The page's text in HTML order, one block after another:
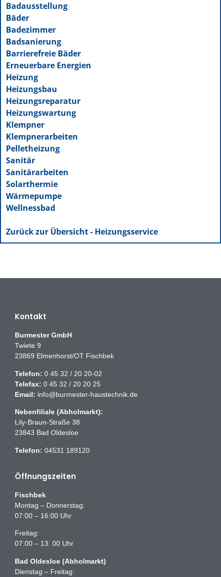
Badausstellung
Bäder
Badezimmer
Badsanierung
Barrierefreie Bäder
Erneuerbare Energien
Heizung
Heizungsbau
Heizungsreparatur
Heizungswartung
Klempner
Klempnerarbeiten
Pelletheizung
Sanitär
Sanitärarbeiten
Solarthermie
Wärmepumpe
Wellnessbad
Zurück zur Übersicht - Heizungsservice
Kontakt
Burmester GmbH
Twiete 9
23869 Elmenhorst/OT Fischbek
Telefon: 0 45 32 / 20 20-02
Telefax: 0 45 32 / 20 20 25
Email: info@burmester-haustechnik.de
Nebenfiliale (Abholmarkt):
Lily-Braun-Straße 38
23843 Bad Oldesloe
Telefon: 04531 189120
Öffnungszeiten
Fischbek
Montag – Donnerstag:
07:00 – 16:00 Uhr
Freitag:
07:00 – 13: 00 Uhr
Bad Oldesloe (Abholmarkt)
Dienstag – Freitag: